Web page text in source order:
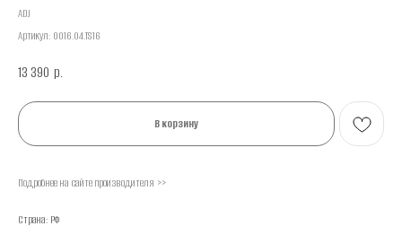
ADJ
Артикул: 0016.04.TS16
13 390 р.
В корзину
Подробнее на сайте производителя >>
Страна: РФ